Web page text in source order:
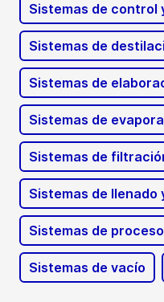
Sistemas de control
Sistemas de
Sistemas de
Sistemas de
Sistemas de
Sistemas de llenado
Sistemas de
Sistemas de vacío